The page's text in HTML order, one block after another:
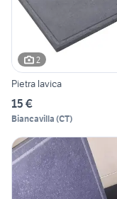
2
Pietra lavica
15 €
Biancavilla (CT)